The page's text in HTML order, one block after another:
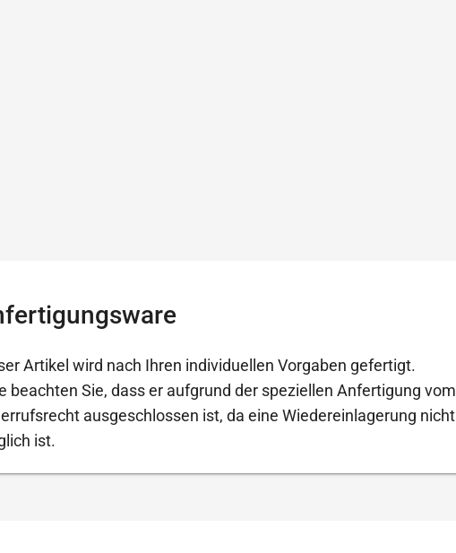
Artikel wird nach Ihren individuellen Vorgaben gefertigt.
beachten Sie, dass er aufgrund der speziellen Anfertigung vom
ausgeschlossen ist, da eine Wiedereinlagerung nicht
ist.